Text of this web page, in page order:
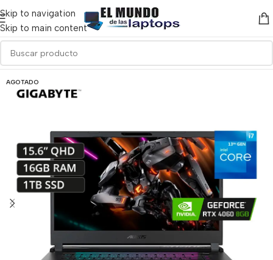
Skip to navigation
Skip to main content
AGOTADO